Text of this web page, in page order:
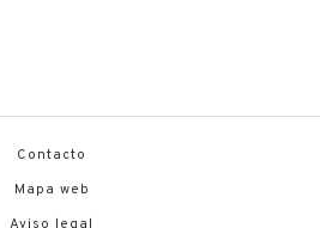
Contacto
Mapa web
Aviso legal